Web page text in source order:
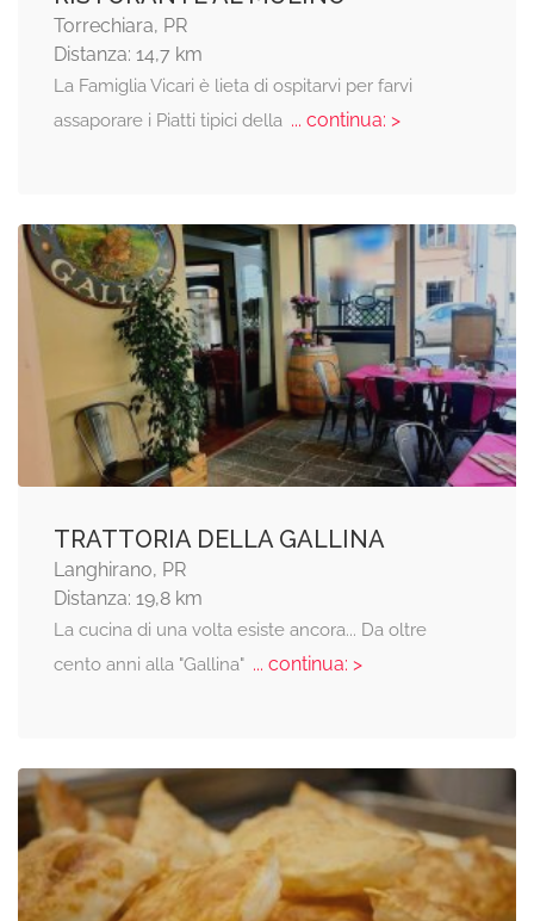
Torrechiara, PR
Distanza: 14,7 km
La Famiglia Vicari è lieta di ospitarvi per farvi
assaporare i Piatti tipici della... continua: >
TRATTORIA DELLA GALLINA
Langhirano, PR
Distanza: 19,8 km
La cucina di una volta esiste ancora... Da oltre
cento anni alla "Gallina"... continua: >